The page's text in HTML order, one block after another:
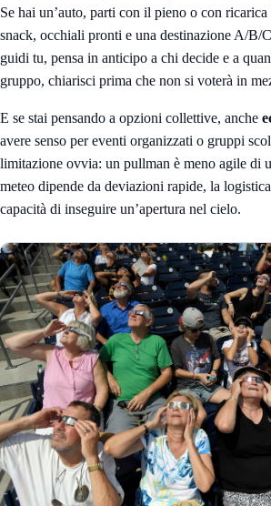
Se hai un’auto, parti con il pieno o con
snack, occhiali pronti e una destinazione A/B/
guidi tu, pensa in anticipo a chi decide e a
gruppo, chiarisci prima che non si voterà in
E se stai pensando a opzioni collettive, anche
avere senso per eventi organizzati o gruppi
limitazione ovvia: un pullman è meno agile di
meteo dipende da deviazioni rapide, la
capacità di inseguire un’apertura nel cielo.